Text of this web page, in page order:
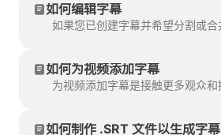
如何编辑字幕
如何为视频添加字幕
如何制作 .SRT 文件以生成字幕